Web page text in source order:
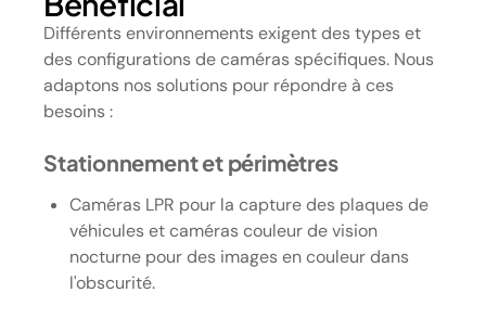
Différents environnements exigent des types et
des configurations de caméras spécifiques. Nous
adaptons nos solutions pour répondre à ces
besoins :
Stationnement et périmètres
Caméras LPR pour la capture des plaques de
véhicules et caméras couleur de vision
nocturne pour des images en couleur dans
l'obscurité.